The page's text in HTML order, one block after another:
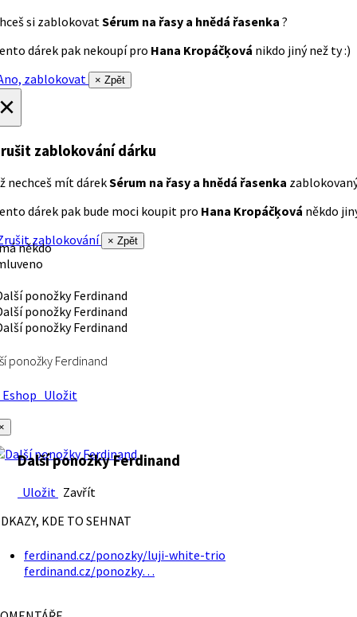
si zablokovatSérum na řasy a hnědá řasenka ?
dárek pak nekoupí pro Hana Kropáčķová nikdo jiný než ty :)
zablokovat
× Zpět
zablokování dárku
nechceš mít dárekSérum na řasy a hnědá řasenka
dárek pak bude moci koupit pro Hana Kropáčķová někdo
zablokování
× Zpět
někdo
ponožky Ferdinand
Uložit
Další ponožky Ferdinand
Uložit Zavřít
KDE TO SEHNAT
ferdinand.cz/ponozky/luji-white-trio
ferdinand.cz/ponozky…